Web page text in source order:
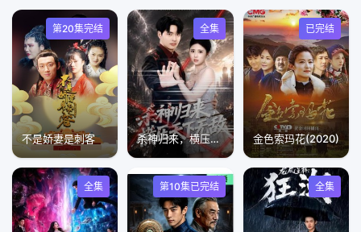
第20集完结
不是娇妻是刺客
全集
杀神归来，横压天下无敌
已完结
金色索玛花(2020)
全集 第10集已完结 全集